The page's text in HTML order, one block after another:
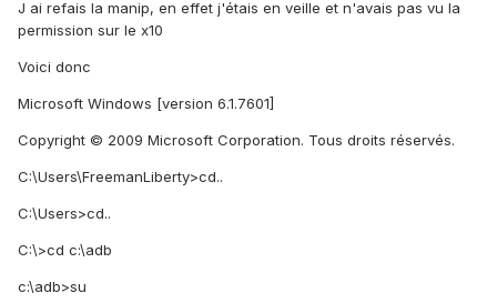
J ai refais la manip, en effet j'étais en veille et n'avais pas vu la
permission sur le x10
Voici donc
Microsoft Windows [version 6.1.7601]
Copyright © 2009 Microsoft Corporation. Tous droits réservés.
C:\Users\FreemanLiberty>cd..
C:\Users>cd..
C:\>cd c:\adb
c:\adb>su